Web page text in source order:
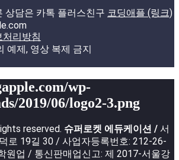
상담은 카톡 플러스친구 코딩애플 (링크)
처리방침
예제, 영상 복제 금지
wp-
2019/06/logo2-3.png
reserved. 슈퍼로켓 에듀케이션 / 서
로 19길 30 / 사업자등록번호: 212-26-
원업 / 통신판매업신고: 제 2017-서울강